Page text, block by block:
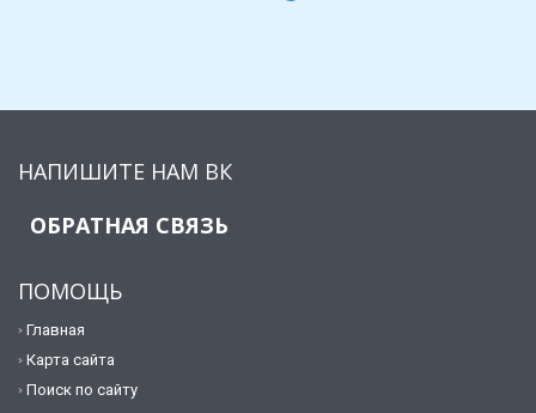
НАПИШИТЕ НАМ ВК
ОБРАТНАЯ СВЯЗЬ
ПОМОЩЬ
Главная
Карта сайта
Поиск по сайту